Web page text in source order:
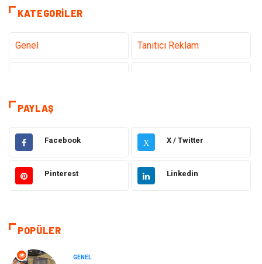
KATEGORILER
Genel Tanıtıcı Reklam
Teknoloji & İnternet
Elektrik & Elektronik Dekorasyon
Güzellik ve Bakım Eğitim
Makine
Eğitim ve Kariyer
PAYLAŞ
Facebook X X / Twitter
Pinterest Linkedin
POPÜLER
GENEL